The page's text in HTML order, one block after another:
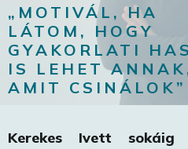
„MOTIVÁL, HA
LÁTOM, HOGY
GYAKORLATI
IS LEHET
AMIT CSINÁLOK”
Kerekes Ivett sokáig